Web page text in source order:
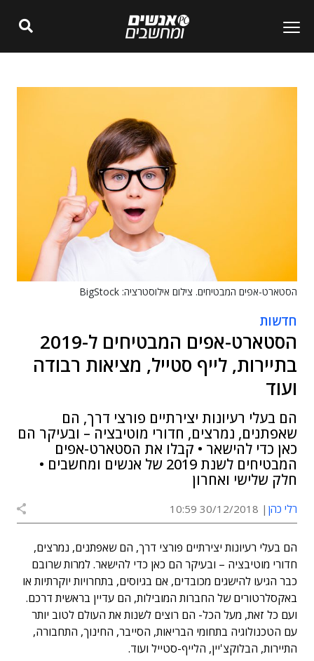
הסטארט-אפים המבטיחים. צילום אילוסטרציה: BigStock
חדשות
הסטארט-אפים המבטיחים ל-2019
בתיירות, לייף סטייל, מציאות רבודה
ועוד
הם בעלי רעיונות יצירתיים פורצי דרך, הם
שאפתנים, נמרצים, חדורי מוטיבציה – ובעיקר הם
כאן כדי להישאר • קבלו את הסטארט-אפים
המבטיחים לשנת 2019 של אנשים ומחשבים •
חלק שלישי ואחרון
רלי כהן 30/12/2018 10:59
הם בעלי רעיונות יצירתיים פורצי דרך, הם שאפתנים, נמרצים,
חדורי מוטיבציה – ובעיקר הם כאן כדי להישאר. למרות שרובם
כבר הגיעו להישגים מכובדים, אם בגיוסים, בתחרויות יוקרתיות או
באקסלרטורים של החברות המובילות, הם עדיין בראשית דרכם.
ועם כל זאת, מעל הכל- הם רוצים לשנות את העולם לטוב יותר
עם הטכנולוגיה בתחומי הבריאות, הסייבר, החינוך, התחבורה,
התיירות, הבלוקצ'יין, הלייף-סטייל ועוד.